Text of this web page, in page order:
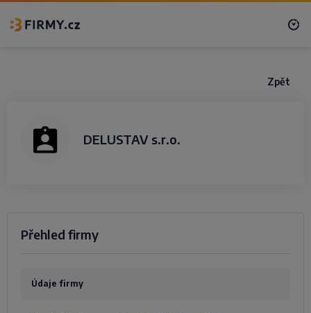
Zpět
DELUSTAV s.r.o.
Přehled firmy
Údaje firmy